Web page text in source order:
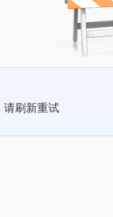
请刷新重试